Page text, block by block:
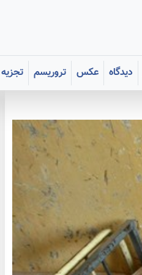
دیدگاه عکس تروریسم تجزیه